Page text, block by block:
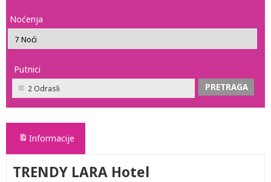
Noćenja
Putnici
2 Odrasli
Informacije
TRENDY LARA Hotel